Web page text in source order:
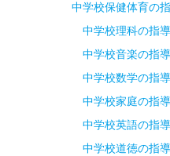
中学校保健体育の
中学校理科の指
中学校音楽の指
中学校数学の指
中学校家庭の指
中学校英語の指
中学校道徳の指